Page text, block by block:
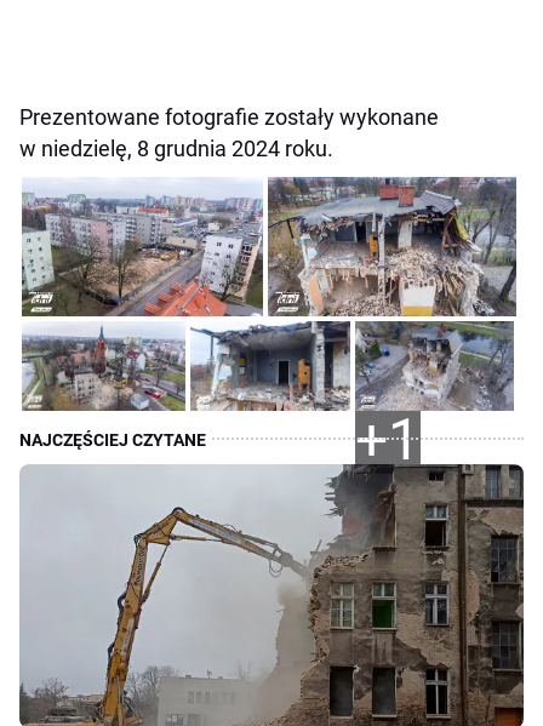
Prezentowane fotografie zostały wykonane
w niedzielę, 8 grudnia 2024 roku.
+1